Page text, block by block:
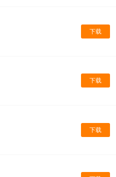
下载
下载
下载